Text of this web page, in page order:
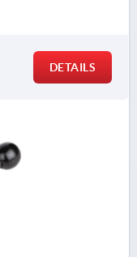
DETAILS